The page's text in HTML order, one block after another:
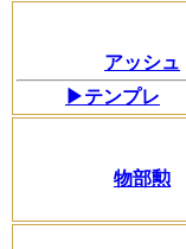
アッシュ
▶テンプレ
物部勲